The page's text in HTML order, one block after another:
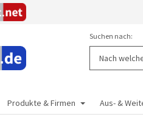
Suchen nach:
Produkte & Firmen Aus- &